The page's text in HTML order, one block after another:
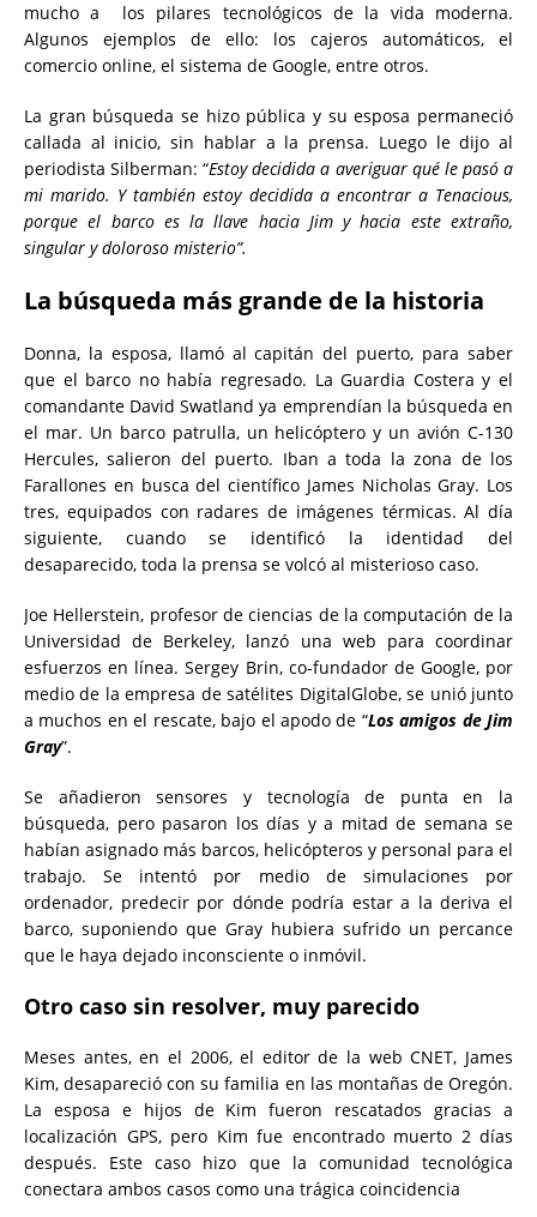
mucho a los pilares tecnológicos de la vida moderna.
Algunos ejemplos de ello: los cajeros automáticos, el
comercio online, el sistema de Google, entre otros.
La gran búsqueda se hizo pública y su esposa permaneció
callada al inicio, sin hablar a la prensa. Luego le dijo al
periodista Silberman: “Estoy decidida a averiguar qué le pasó a
mi marido. Y también estoy decidida a encontrar a Tenacious,
porque el barco es la llave hacia Jim y hacia este extraño,
singular y doloroso misterio”.
La búsqueda más grande de la historia
Donna, la esposa, llamó al capitán del puerto, para saber
que el barco no había regresado. La Guardia Costera y el
comandante David Swatland ya emprendían la búsqueda en
el mar. Un barco patrulla, un helicóptero y un avión C-130
Hercules, salieron del puerto. Iban a toda la zona de los
Farallones en busca del científico James Nicholas Gray. Los
tres, equipados con radares de imágenes térmicas. Al día
siguiente, cuando se identificó la identidad del
desaparecido, toda la prensa se volcó al misterioso caso.
Joe Hellerstein, profesor de ciencias de la computación de la
Universidad de Berkeley, lanzó una web para coordinar
esfuerzos en línea. Sergey Brin, co-fundador de Google, por
medio de la empresa de satélites DigitalGlobe, se unió junto
a muchos en el rescate, bajo el apodo de “Los amigos de Jim
Gray”.
Se añadieron sensores y tecnología de punta en la
búsqueda, pero pasaron los días y a mitad de semana se
habían asignado más barcos, helicópteros y personal para el
trabajo. Se intentó por medio de simulaciones por
ordenador, predecir por dónde podría estar a la deriva el
barco, suponiendo que Gray hubiera sufrido un percance
que le haya dejado inconsciente o inmóvil.
Otro caso sin resolver, muy parecido
Meses antes, en el 2006, el editor de la web CNET, James
Kim, desapareció con su familia en las montañas de Oregón.
La esposa e hijos de Kim fueron rescatados gracias a
localización GPS, pero Kim fue encontrado muerto 2 días
después. Este caso hizo que la comunidad tecnológica
conectara ambos casos como una trágica coincidencia